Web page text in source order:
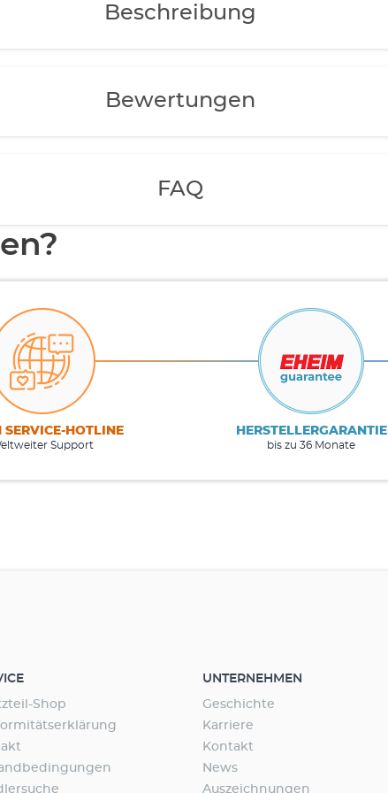
Beschreibung
Bewertungen
FAQ
SERVICE-HOTLINE
Support
HERSTELLERGARANTIE
bis zu 36 Monate
Shop
UNTERNEHMEN
Geschichte
Karriere
Kontakt
News
Auszeichnungen